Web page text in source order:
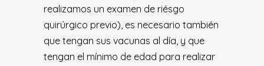
realizamos un examen de riésgo
quirúrgico previo), es necesario también
que tengan sus vacunas al día, y que
tengan el mínimo de edad para realizar